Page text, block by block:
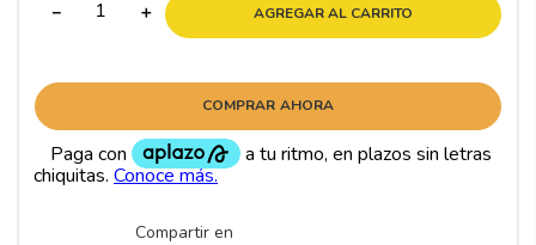
＋
－ AGREGAR AL CARRITO
COMPRAR AHORA
Compartir en